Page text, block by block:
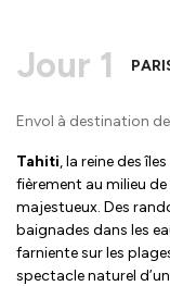
Jour 1
Envol à destination
Tahiti, la reine des
fièrement au milieu
majestueux. Des
baignades dans les
farniente sur les
spectacle naturel